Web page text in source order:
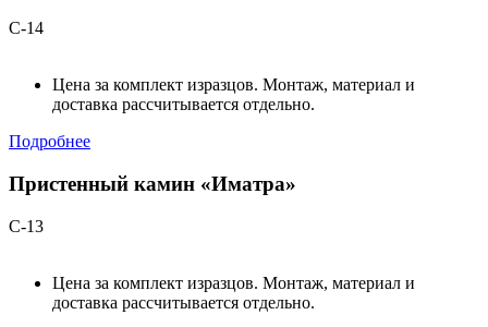
С-14
Цена за комплект изразцов. Монтаж, материал и
доставка рассчитывается отдельно.
Подробнее
Пристенный камин «Иматра»
С-13
Цена за комплект изразцов. Монтаж, материал и
доставка рассчитывается отдельно.